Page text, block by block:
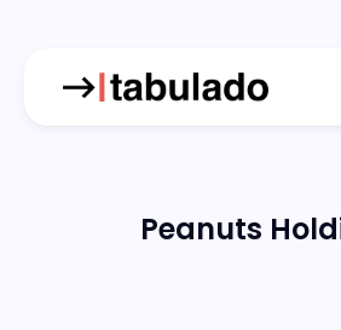
Peanuts